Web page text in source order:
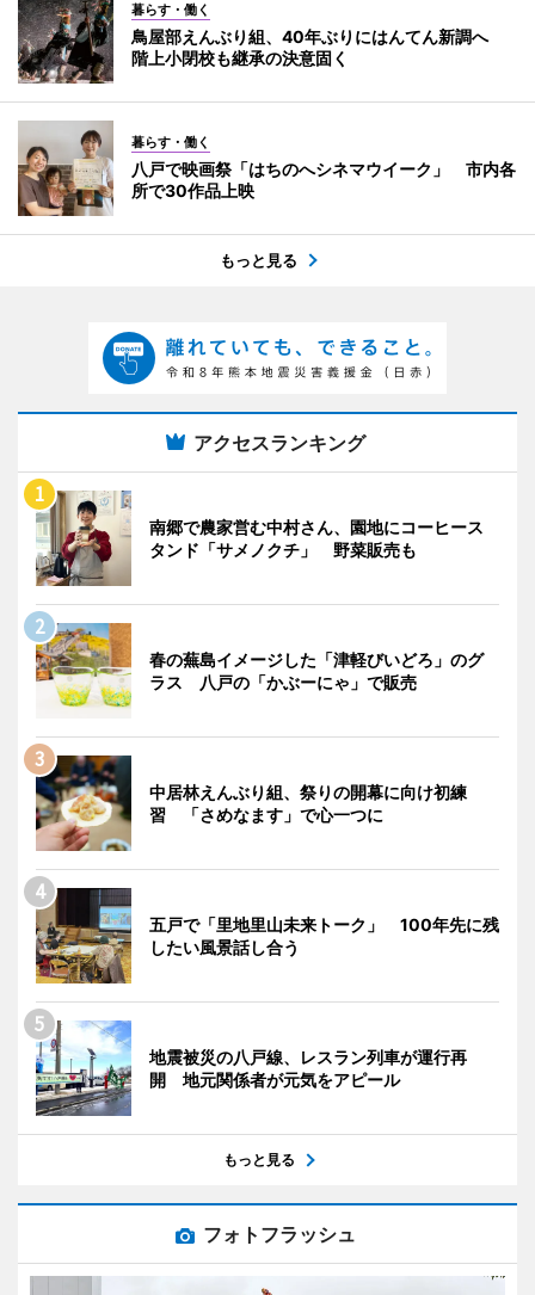
暮らす・働く
鳥屋部えんぶり組、40年ぶりにはんてん新調へ
階上小閉校も継承の決意固く
暮らす・働く
八戸で映画祭「はちのへシネマウイーク」 市内各
所で30作品上映
もっと見る
アクセスランキング
南郷で農家営む中村さん、園地にコーヒース
タンド「サメノクチ」 野菜販売も
春の蕪島イメージした「津軽びいどろ」のグ
ラス 八戸の「かぶーにゃ」で販売
中居林えんぶり組、祭りの開幕に向け初練
習 「さめなます」で心一つに
五戸で「里地里山未来トーク」 100年先に残
したい風景話し合う
地震被災の八戸線、レスラン列車が運行再
開 地元関係者が元気をアピール
もっと見る
フォトフラッシュ